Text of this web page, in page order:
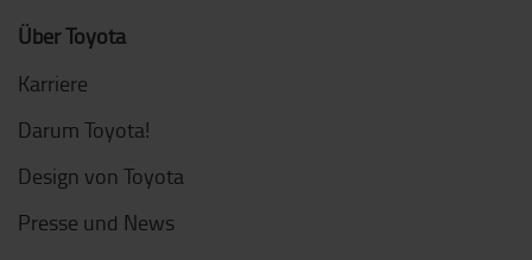
Über Toyota
Karriere
Darum Toyota!
Design von Toyota
Presse und News